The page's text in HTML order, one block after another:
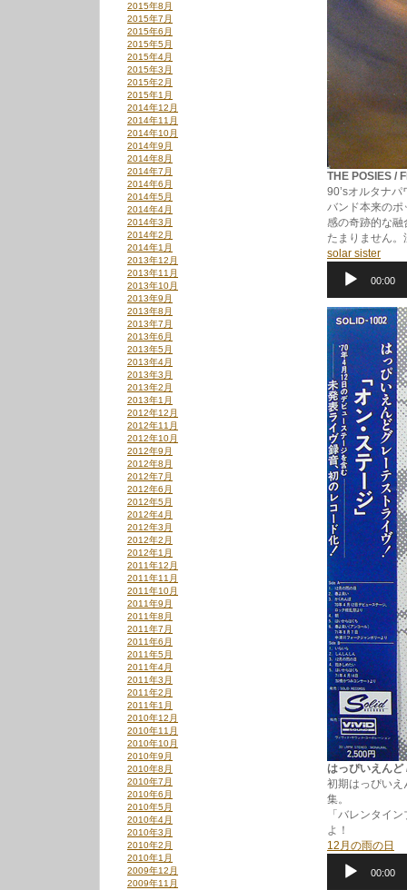
THE POSIES /
90’sオルタナパ
バンド本来のポ
感の奇跡的な融
たまりません。
solar sister
レ
ー
ヤ
ー
00:00
はっぴいえん
初期はっぴいえ
集。
「バレンタイ
よ！
12月の雨の日
00:00
2015年8月
2015年7月
2015年6月
2015年5月
2015年4月
2015年3月
2015年2月
2015年1月
2014年12月
2014年11月
2014年10月
2014年9月
2014年8月
2014年7月
2014年6月
2014年5月
2014年4月
2014年3月
2014年2月
2014年1月
2013年12月
2013年11月
2013年10月
2013年9月
2013年8月
2013年7月
2013年6月
2013年5月
2013年4月
2013年3月
2013年2月
2013年1月
2012年12月
2012年11月
2012年10月
2012年9月
2012年8月
2012年7月
2012年6月
2012年5月
2012年4月
2012年3月
2012年2月
2012年1月
2011年12月
2011年11月
2011年10月
2011年9月
2011年8月
2011年7月
2011年6月
2011年5月
2011年4月
2011年3月
2011年2月
2011年1月
2010年12月
2010年11月
2010年10月
2010年9月
2010年8月
2010年7月
2010年6月
2010年5月
2010年4月
2010年3月
2010年2月
2010年1月
2009年12月
2009年11月